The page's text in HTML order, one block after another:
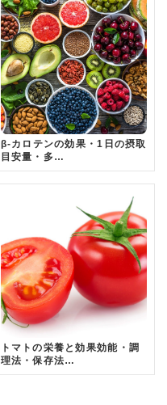
β-カロテンの効果・1日の摂取
目安量・多…
トマトの栄養と効果効能・調
理法・保存法…